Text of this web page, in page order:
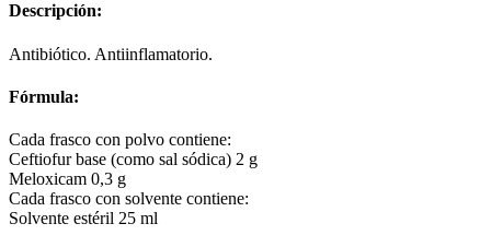
Descripción:
Antibiótico. Antiinflamatorio.
Fórmula:
Cada frasco con polvo contiene:
Ceftiofur base (como sal sódica) 2 g
Meloxicam 0,3 g
Cada frasco con solvente contiene:
Solvente estéril 25 ml